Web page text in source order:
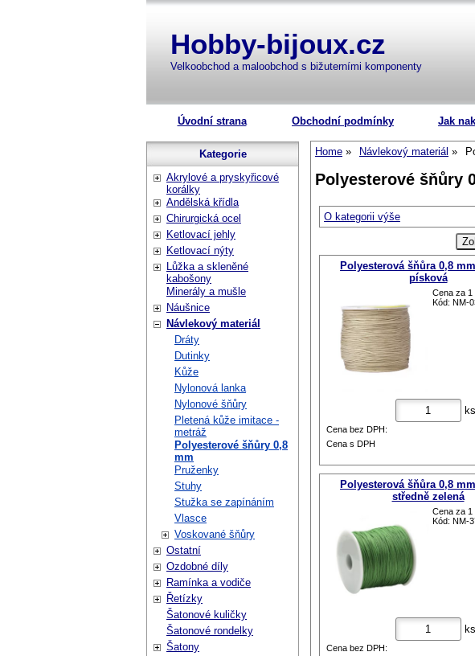
Hobby-bijoux.cz
Velkoobchod a maloobchod s bižuterními komponenty
Úvodní strana Obchodní podmínky Jak
Home Návlekový materiál
Polyesterové šňůry
O kategorii výše
Polyesterová šňůra 0,8
písková
Cena za 1
Kód: NM-
ks
Cena bez DPH:
Cena s DPH
Polyesterová šňůra 0,8
středně zelená
Cena za 1
Kód: NM-
ks
Cena bez DPH:
Kategorie
Akrylové a pryskyřicové
korálky
Andělská křídla
Chirurgická ocel
Ketlovací jehly
Ketlovací nýty
Lůžka a skleněné
kabošony
Minerály a mušle
Náušnice
Návlekový materiál
Dráty
Dutinky
Kůže
Nylonová lanka
Nylonové šňůry
Pletená kůže imitace -
metráž
Polyesterové šňůry 0,8
mm
Pruženky
Stuhy
Stužka se zapínáním
Vlasce
Voskované šňůry
Ostatní
Ozdobné díly
Ramínka a vodiče
Řetízky
Šatonové kuličky
Šatonové rondelky
Šatony